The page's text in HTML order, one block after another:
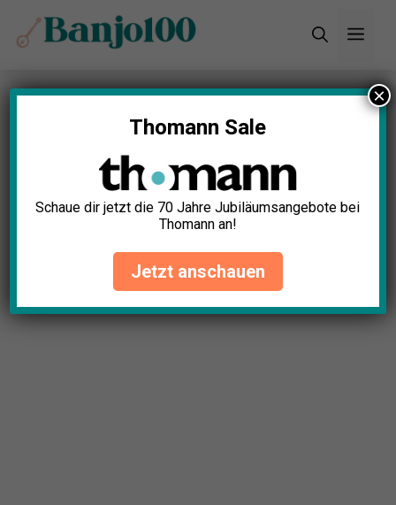
Inhalt
Startseite»Blog»30+ erstaunliche Banjo
Statistiken (2025)Thomann Sale
Schaue dir jetzt die 70 Jahre Jubiläumsangebote bei
Thomann an!
Jetzt anschauen
×